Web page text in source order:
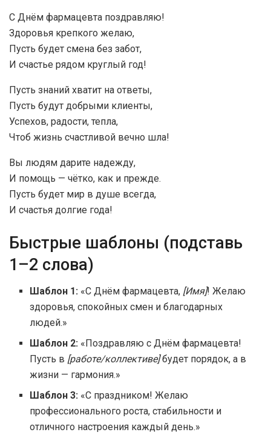
С Днём фармацевта поздравляю!
Здоровья крепкого желаю,
Пусть будет смена без забот,
И счастье рядом круглый год!
Пусть знаний хватит на ответы,
Пусть будут добрыми клиенты,
Успехов, радости, тепла,
Чтоб жизнь счастливой вечно шла!
Вы людям дарите надежду,
И помощь — чётко, как и прежде.
Пусть будет мир в душе всегда,
И счастья долгие года!
Быстрые шаблоны (подставь
1–2 слова)
Шаблон 1: «С Днём фармацевта, [Имя]! Желаю
здоровья, спокойных смен и благодарных
людей.»
Шаблон 2: «Поздравляю с Днём фармацевта!
Пусть в [работе/коллективе]будет порядок, а в
жизни — гармония.»
Шаблон 3: «С праздником! Желаю
профессионального роста, стабильности и
отличного настроения каждый день.»